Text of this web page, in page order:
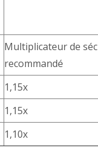
Multiplicateur de
recommandé
1,15x
1,15x
1,10x